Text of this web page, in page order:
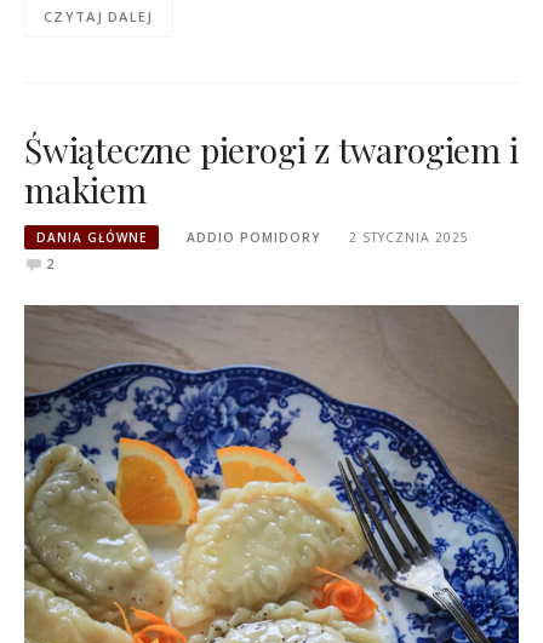
CZYTAJ DALEJ
Świąteczne pierogi z twarogiem i
makiem
DANIA GŁÓWNE ADDIO POMIDORY
2 STYCZNIA 2025
2